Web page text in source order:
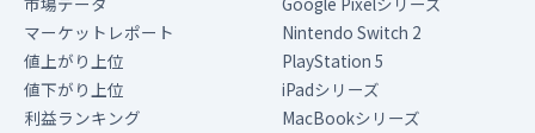
マーケットレポート
値上がり上位
値下がり上位
利益ランキング
Nintendo Switch 2
PlayStation 5
iPadシリーズ
MacBookシリーズ